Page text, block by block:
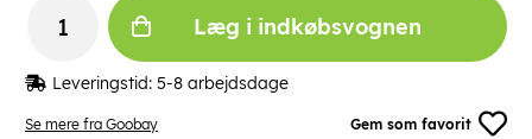
Se mere fra Goobay Gem som favorit
Læg i indkøbsvognen
Leveringstid: 5-8 arbejdsdage